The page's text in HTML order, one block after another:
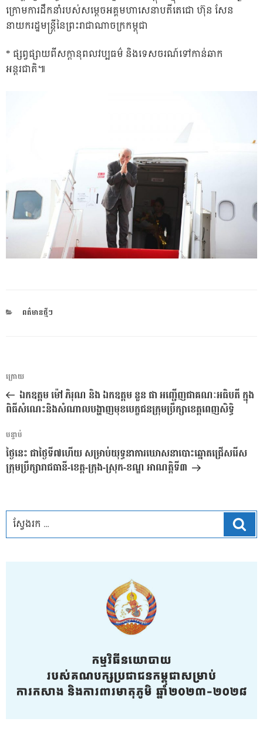
ក្រោមការដឹកនាំរបស់សម្តេចអគ្គមហាសេនាបតីតេជោ ហ៊ុន សែន
នាយករដ្ឋមន្រ្តីនៃព្រះរាជាណាចក្រកម្ពុជា
* ផ្សព្វផ្សាយពីសក្តានុពលវប្បធម៌ និងទេសចរណ៍ទៅកាន់ឆាក
អន្តរជាតិ៕
CATEGORIES
ពត៌មានថ្មីៗ
ការ​
នាំទិស​
ប្រកាស
អត្ថបទ
មុន
ក្រោយ
ឯកឧត្តម ម៉ៅ ភិរុណ និង ឯកឧត្តម នួន ផា អញ្ជើញជាគណៈអធិបតី ក្នុង
ពិធីសំណេះនិងសំណាលបង្ហាញមុខបេក្ខជនក្រុមប្រឹក្សាខេត្តពេញសិទ្ធិ
អត្ថបទ
បន្ទាប់
បន្ទាប់
ថ្ងៃនេះ ជាថ្ងៃទី៧ហើយ សម្រាប់យុទ្ធនាការឃោសនាបោះឆ្នោតជ្រើសរើស
ក្រុមប្រឹក្សារាជធានី-ខេត្ត-ក្រុង-ស្រុក-ខណ្ឌ អាណត្តិទី៣